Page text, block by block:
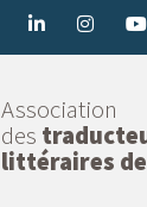
Association
des
littéraires de